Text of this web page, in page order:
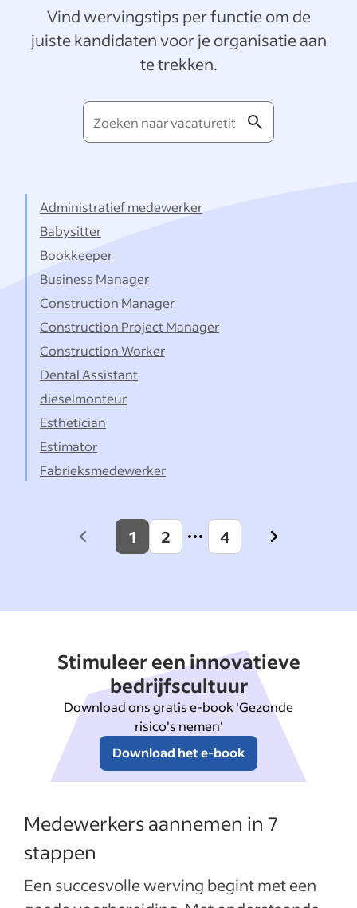
Vind wervingstips per functie om de
juiste kandidaten voor je organisatie aan
te trekken.
Zoeken
naar
Administratief medewerker
Babysitter
Bookkeeper
Business Manager
Construction Manager
Construction Project Manager
Construction Worker
Dental Assistant
dieselmonteur
Esthetician
Estimator
Fabrieksmedewerker
Previous
1 2 4
Next
Stimuleer een innovatieve
bedrijfscultuur
Download ons gratis e-book 'Gezonde
risico's nemen'
Download het e-book
Medewerkers aannemen in 7
stappen
Een succesvolle werving begint met een